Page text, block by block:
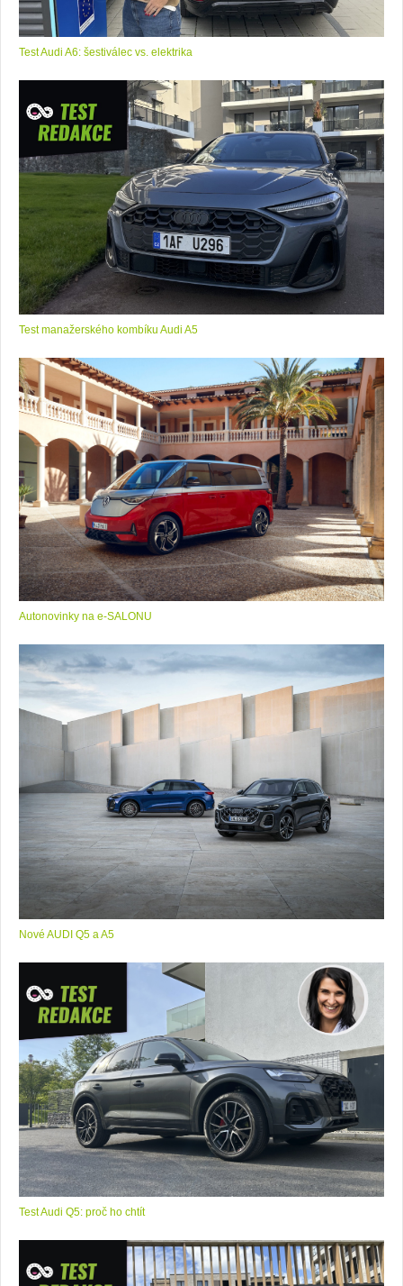
Test Audi A6: šestiválec vs. elektrika
Test manažerského kombíku Audi A5
Autonovinky na e-SALONU
Nové AUDI Q5 a A5
Test Audi Q5: proč ho chtít